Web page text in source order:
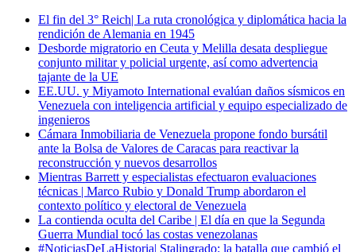
El fin del 3° Reich| La ruta cronológica y diplomática hacia la
rendición de Alemania en 1945
Desborde migratorio en Ceuta y Melilla desata despliegue
conjunto militar y policial urgente, así como advertencia
tajante de la UE
EE.UU. y Miyamoto International evalúan daños sísmicos en
Venezuela con inteligencia artificial y equipo especializado de
ingenieros
Cámara Inmobiliaria de Venezuela propone fondo bursátil
ante la Bolsa de Valores de Caracas para reactivar la
reconstrucción y nuevos desarrollos
Mientras Barrett y especialistas efectuaron evaluaciones
técnicas | Marco Rubio y Donald Trump abordaron el
contexto político y electoral de Venezuela
La contienda oculta del Caribe | El día en que la Segunda
Guerra Mundial tocó las costas venezolanas
#NoticiasDeLaHistoria| Stalingrado: la batalla que cambió el